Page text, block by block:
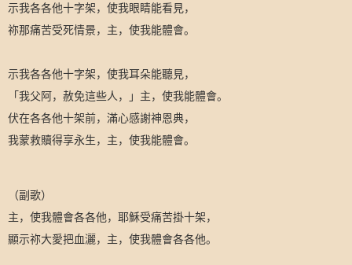
示我各各他十字架，使我眼睛能看見，
祢那痛苦受死情景，主，使我能體會。
示我各各他十字架，使我耳朵能聽見，
「我父阿，赦免這些人，」主，使我能體會。
伏在各各他十架前，滿心感謝神恩典，
我蒙救贖得享永生，主，使我能體會。
（副歌）
主，使我體會各各他，耶穌受痛苦掛十架，
顯示祢大愛把血灑，主，使我體會各各他。